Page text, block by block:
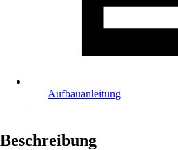
Aufbauanleitung
Beschreibung